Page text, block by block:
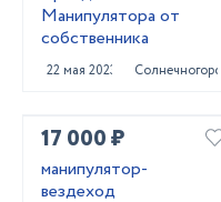
Манипулятора от
собственника
22 мая 2023 Солнечногорск
17 000 ₽
манипулятор-
вездеход